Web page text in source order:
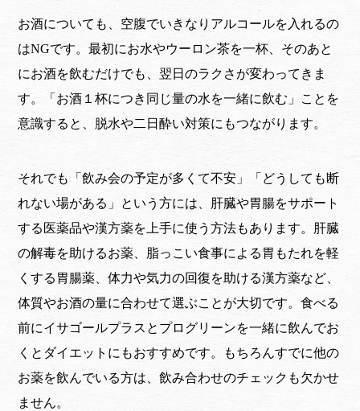
お酒についても、空腹でいきなりアルコールを入れるの
はNGです。最初にお水やウーロン茶を一杯、そのあと
にお酒を飲むだけでも、翌日のラクさが変わってきま
す。「お酒１杯につき同じ量の水を一緒に飲む」ことを
意識すると、脱水や二日酔い対策にもつながります。
それでも「飲み会の予定が多くて不安」「どうしても断
れない場がある」という方には、肝臓や胃腸をサポート
する医薬品や漢方薬を上手に使う方法もあります。肝臓
の解毒を助けるお薬、脂っこい食事による胃もたれを軽
くする胃腸薬、体力や気力の回復を助ける漢方薬など、
体質やお酒の量に合わせて選ぶことが大切です。食べる
前にイサゴールプラスとプログリーンを一緒に飲んでお
くとダイエットにもおすすめです。もちろんすでに他の
お薬を飲んでいる方は、飲み合わせのチェックも欠かせ
ません。